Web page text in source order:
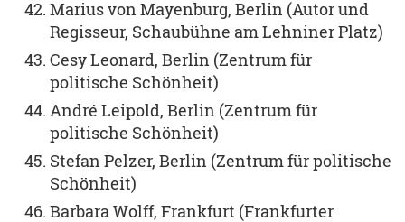
Marius von Mayenburg, Berlin (Autor und
Regisseur, Schaubühne am Lehniner Platz)
Cesy Leonard, Berlin (Zentrum für
politische Schönheit)
André Leipold, Berlin (Zentrum für
politische Schönheit)
Stefan Pelzer, Berlin (Zentrum für politische
Schönheit)
Barbara Wolff, Frankfurt (Frankfurter